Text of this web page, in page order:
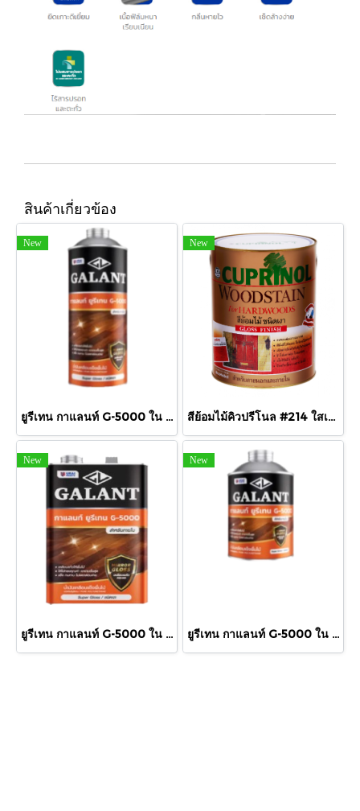
สินค้าเกี่ยวข้อง
New
ยูรีเทน กาแลนท์ G-5000 ใน 875cc.
New
สีย้อมไม้คิวปรีโนล #214 ใสเงา 1/4 กล.
New
ยูรีเทน กาแลนท์ G-5000 ใน กล.
New
ยูรีเทน กาแลนท์ G-5000 ใน 460cc.